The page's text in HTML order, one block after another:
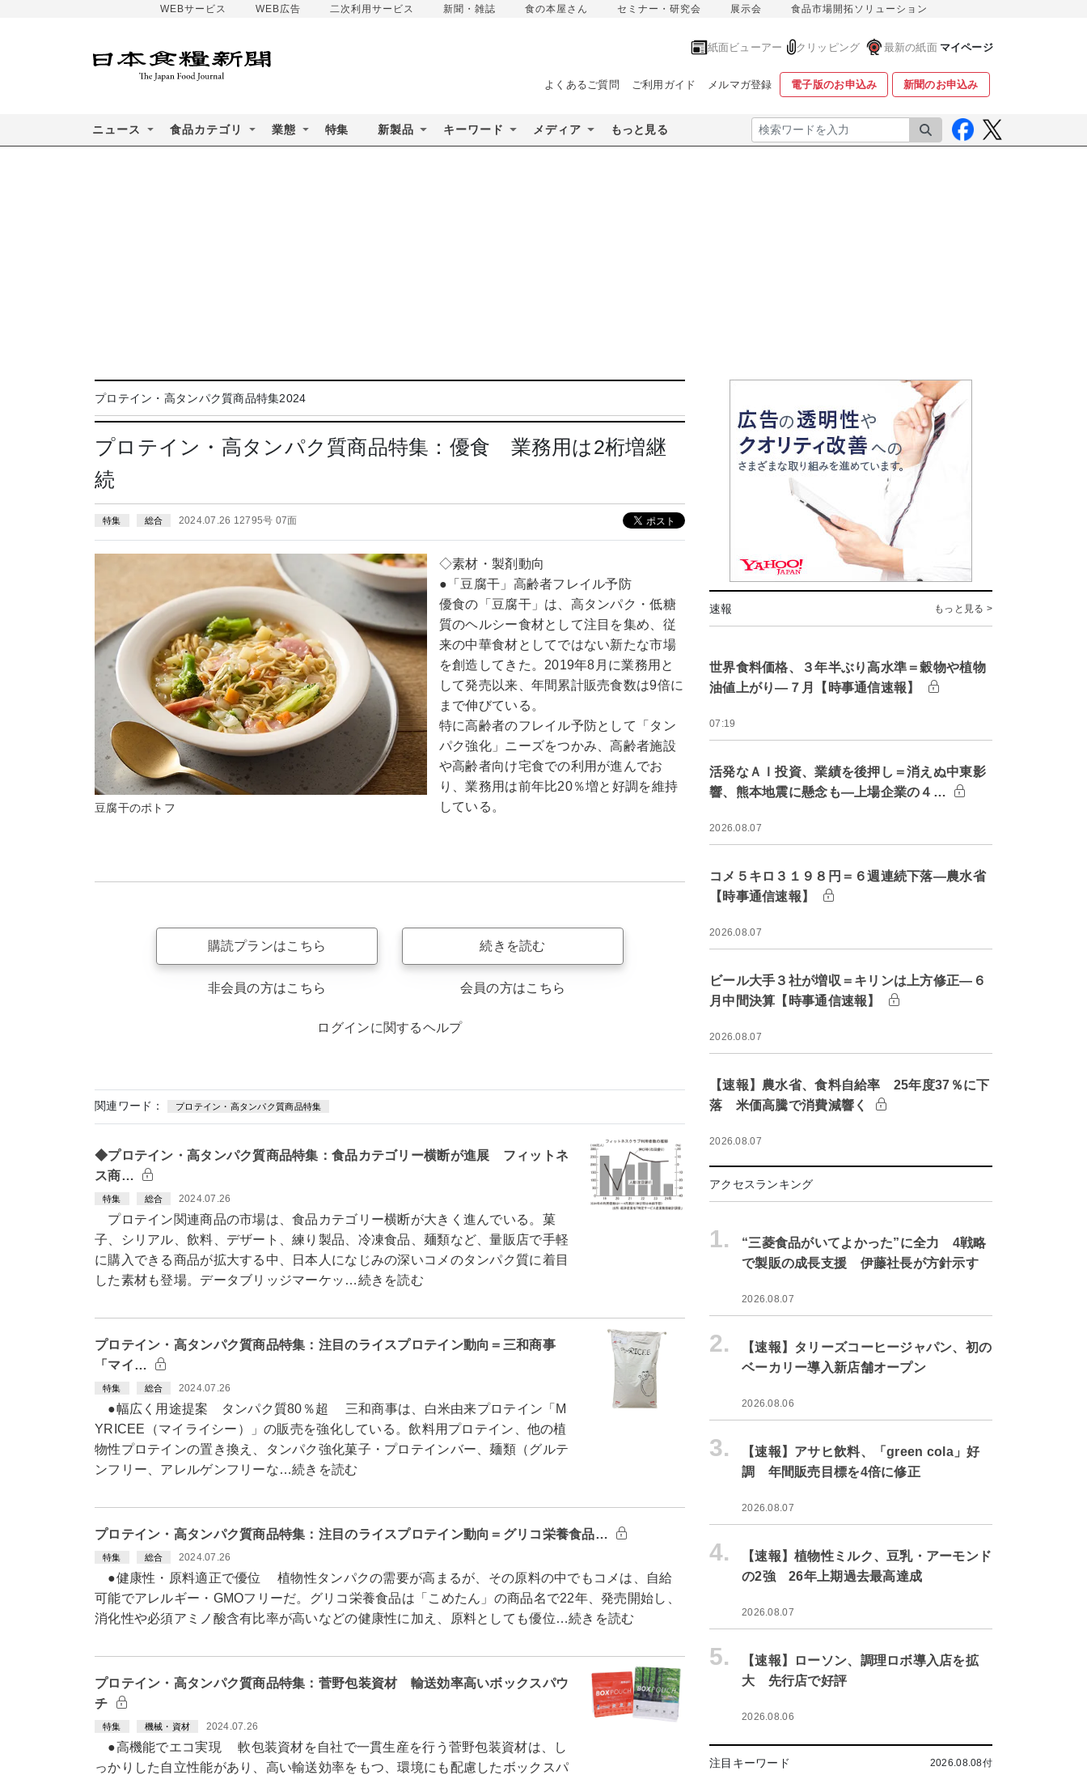
WEBサービス WEB広告 二次利用サービス 新聞・雑誌 食の本屋さん セミナー・研究会 展示会 食品市場開拓ソリューション
紙面ビューアー クリッピング 最新の紙面 マイページ
よくあるご質問 ご利用ガイド メルマガ登録 電子版のお申込み 新聞のお申込み
ニュース 食品カテゴリ 業態 特集 新製品 キーワード メディア もっと見る 検索
プロテイン・高タンパク質商品特集2024
プロテイン・高タンパク質商品特集：優食 業務用は2桁増継
続
特集 総合 2024.07.26 12795号 07面
豆腐干のポトフ
◇素材・製剤動向
●「豆腐干」高齢者フレイル予防
優食の「豆腐干」は、高タンパク・低糖
質のヘルシー食材として注目を集め、従
来の中華食材としてではない新たな市場
を創造してきた。2019年8月に業務用と
して発売以来、年間累計販売食数は9倍に
まで伸びている。
特に高齢者のフレイル予防として「タン
パク強化」ニーズをつかみ、高齢者施設
や高齢者向け宅食での利用が進んでお
り、業務用は前年比20％増と好調を維持
している。
購読プランはこちら
非会員の方はこちら
続きを読む
会員の方はこちら
ログインに関するヘルプ
関連ワード： プロテイン・高タンパク質商品特集
◆プロテイン・高タンパク質商品特集：食品カテゴリー横断が進展 フィットネ
ス商…
特集 総合 2024.07.26
プロテイン関連商品の市場は、食品カテゴリー横断が大きく進んでいる。菓
子、シリアル、飲料、デザート、練り製品、冷凍食品、麺類など、量販店で手軽
に購入できる商品が拡大する中、日本人になじみの深いコメのタンパク質に着目
した素材も登場。データブリッジマーケッ…続きを読む
プロテイン・高タンパク質商品特集：注目のライスプロテイン動向＝三和商事
「マイ…
特集 総合 2024.07.26
●幅広く用途提案 タンパク質80％超 三和商事は、白米由来プロテイン「M
YRICEE（マイライシー）」の販売を強化している。飲料用プロテイン、他の植
物性プロテインの置き換え、タンパク強化菓子・プロテインバー、麺類（グルテ
ンフリー、アレルゲンフリーな…続きを読む
プロテイン・高タンパク質商品特集：注目のライスプロテイン動向＝グリコ栄養食品…
特集 総合 2024.07.26
●健康性・原料適正で優位 植物性タンパクの需要が高まるが、その原料の中でもコメは、自給
可能でアレルギー・GMOフリーだ。グリコ栄養食品は「こめたん」の商品名で22年、発売開始し、
消化性や必須アミノ酸含有比率が高いなどの健康性に加え、原料としても優位…続きを読む
プロテイン・高タンパク質商品特集：菅野包装資材 輸送効率高いボックスパウ
チ
特集 機械・資材 2024.07.26
●高機能でエコ実現 軟包装資材を自社で一貫生産を行う菅野包装資材は、し
っかりした自立性能があり、高い輸送効率をもつ、環境にも配慮したボックスパ
速報 もっと見る >
世界食料価格、３年半ぶり高水準＝穀物や植物
油値上がり―７月【時事通信速報】
07:19
活発なＡＩ投資、業績を後押し＝消えぬ中東影
響、熊本地震に懸念も―上場企業の４…
2026.08.07
コメ５キロ３１９８円＝６週連続下落―農水省
【時事通信速報】
2026.08.07
ビール大手３社が増収＝キリンは上方修正―６
月中間決算【時事通信速報】
2026.08.07
【速報】農水省、食料自給率 25年度37％に下
落 米価高騰で消費減響く
2026.08.07
アクセスランキング
1.
“三菱食品がいてよかった”に全力 4戦略
で製販の成長支援 伊藤社長が方針示す
2026.08.07
2.
【速報】タリーズコーヒージャパン、初の
ベーカリー導入新店舗オープン
2026.08.06
3.
【速報】アサヒ飲料、「green cola」好
調 年間販売目標を4倍に修正
2026.08.07
4.
【速報】植物性ミルク、豆乳・アーモンド
の2強 26年上期過去最高達成
2026.08.07
5.
【速報】ローソン、調理ロボ導入店を拡
大 先行店で好評
2026.08.06
注目キーワード 2026.08.08付